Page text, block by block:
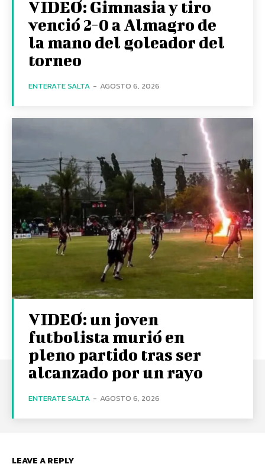
VIDEO: Gimnasia y tiro
venció 2-0 a Almagro de
la mano del goleador del
torneo
ENTERATE SALTA - AGOSTO 6, 2026
VIDEO: un joven
futbolista murió en
pleno partido tras ser
alcanzado por un rayo
ENTERATE SALTA - AGOSTO 6, 2026
LEAVE A REPLY